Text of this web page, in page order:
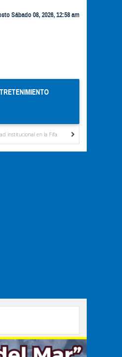
Sábado 08, 2026, 12:58 am
la Fifa Organismos públicos recortan